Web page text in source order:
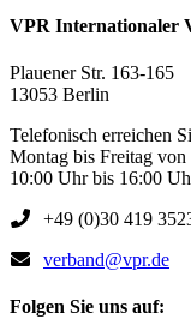
VPR Internationaler
Plauener Str. 163-165
13053 Berlin
Telefonisch erreichen
Montag bis Freitag von
10:00 Uhr bis 16:00
+49 (0)30 419
verband@vpr.de
Folgen Sie uns auf: